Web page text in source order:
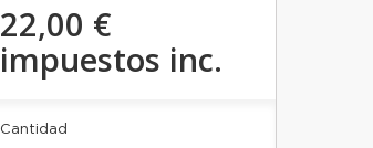
22,00 €
impuestos inc.
Cantidad